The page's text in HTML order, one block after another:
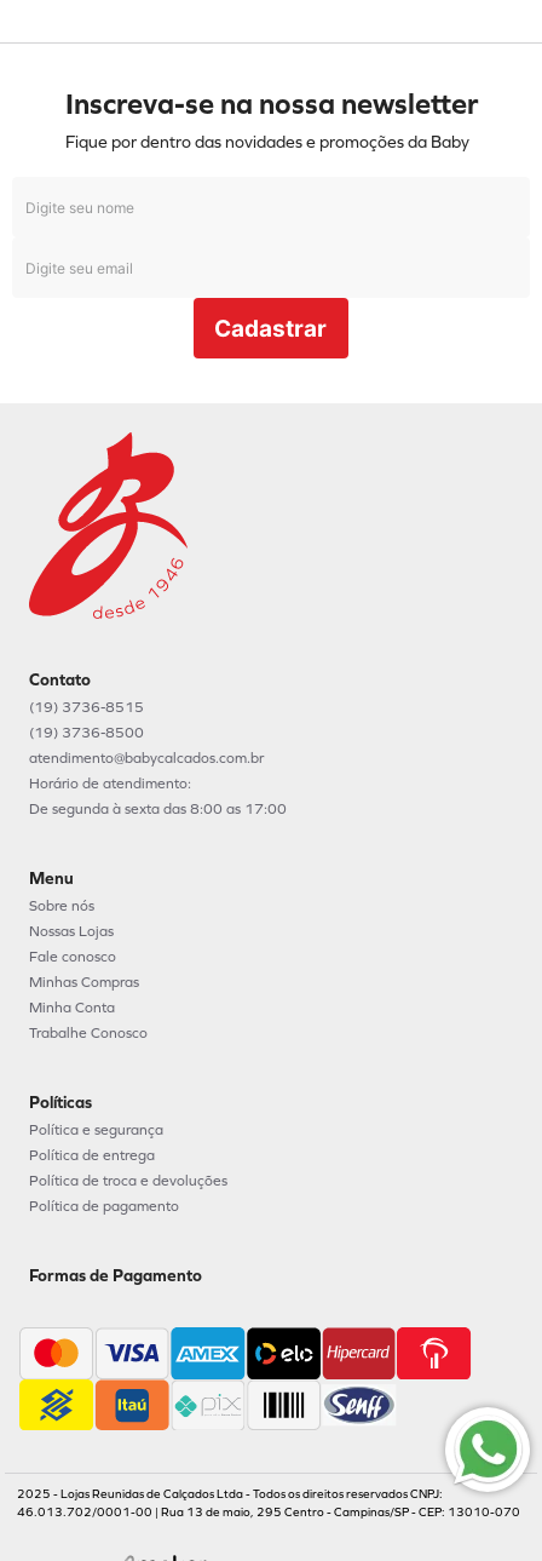
Inscreva-se na nossa newsletter
Fique por dentro das novidades e promoções da Baby
Cadastrar
Contato
(19) 3736-8515
(19) 3736-8500
atendimento@babycalcados.com.br
Horário de atendimento:
De segunda à sexta das 8:00 as 17:00
Menu
Sobre nós
Nossas Lojas
Fale conosco
Minhas Compras
Minha Conta
Trabalhe Conosco
Políticas
Política e segurança
Política de entrega
Política de troca e devoluções
Política de pagamento
Formas de Pagamento
2025 - Lojas Reunidas de Calçados Ltda - Todos os direitos reservados CNPJ:
46.013.702/0001-00 | Rua 13 de maio, 295 Centro - Campinas/SP - CEP: 13010-070